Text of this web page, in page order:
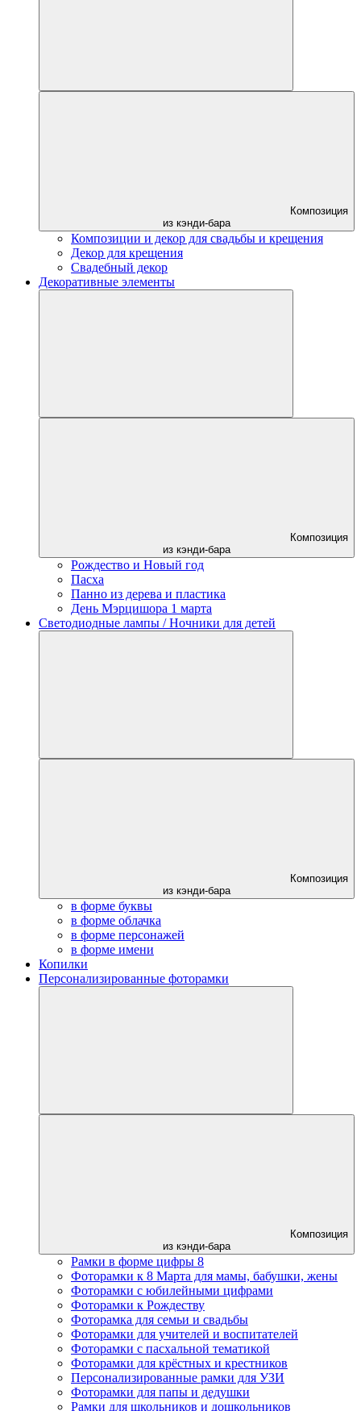
Композиция
из кэнди-бара
Композиции и декор для свадьбы и крещения
Декор для крещения
Свадебный декор
Декоративные элементы
Композиция
из кэнди-бара
Рождество и Новый год
Пасха
Панно из дерева и пластика
День Мэрцишора 1 марта
Светодиодные лампы / Ночники для детей
Композиция
из кэнди-бара
в форме буквы
в форме облачка
в форме персонажей
в форме имени
Копилки
Персонализированные фоторамки
Композиция
из кэнди-бара
Рамки в форме цифры 8
Фоторамки к 8 Марта для мамы, бабушки, жены
Фоторамки с юбилейными цифрами
Фоторамки к Рождеству
Фоторамка для семьи и свадьбы
Фоторамки для учителей и воспитателей
Фоторамки с пасхальной тематикой
Фоторамки для крёстных и крестников
Персонализированные рамки для УЗИ
Фоторамки для папы и дедушки
Рамки для школьников и дошкольников